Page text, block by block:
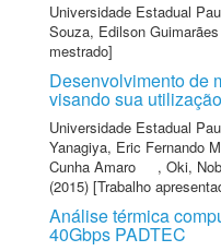
Universidade Estadual
Souza, Edilson
mestrado]
Desenvolvimento de
visando sua
Universidade Estadual
Yanagiya, Eric Fernando
Cunha Amaro
, Oki,
(2015) [Trabalho
Análise térmica
40Gbps PADTEC